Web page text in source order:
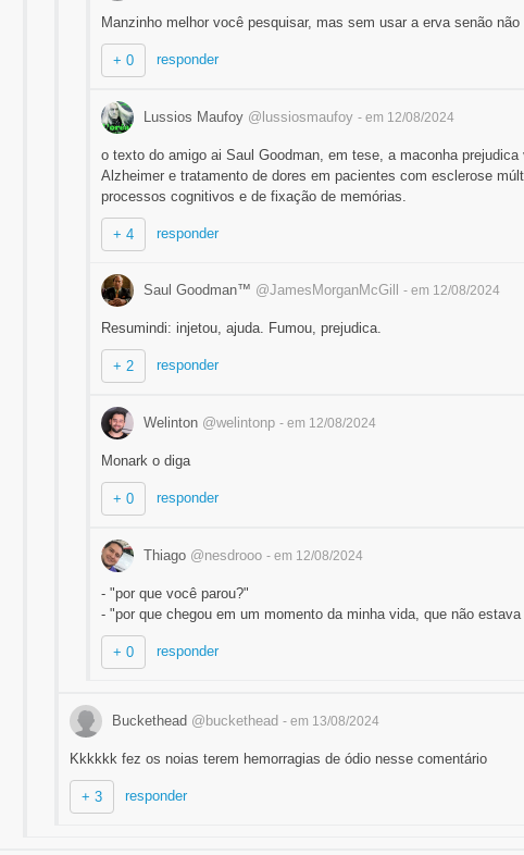
Manzinho melhor você pesquisar, mas sem usar a erva senão não
+ 0 responder
Lussios Maufoy @lussiosmaufoy - em 12/08/2024
o texto do amigo ai Saul Goodman, em tese, a maconha
Alzheimer e tratamento de dores em pacientes com esclerose
processos cognitivos e de fixação de memórias.
+ 4 responder
Saul Goodman™ @JamesMorganMcGill - em 12/08/2024
Resumindi: injetou, ajuda. Fumou, prejudica.
+ 2 responder
Welinton @welintonp - em 12/08/2024
Monark o diga
+ 0 responder
Thiago @nesdrooo - em 12/08/2024
- "por que você parou?"
- "por que chegou em um momento da minha vida, que não
+ 0 responder
Buckethead @buckethead - em 13/08/2024
Kkkkkk fez os noias terem hemorragias de ódio nesse comentário
+ 3 responder